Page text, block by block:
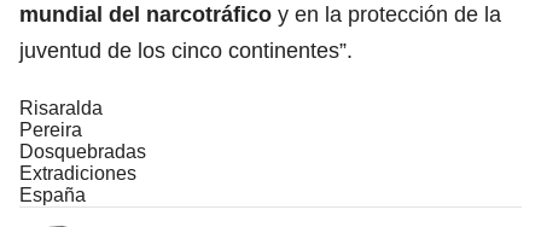
mundial del narcotráfico y en la protección de la
juventud de los cinco continentes”.
Risaralda
Pereira
Dosquebradas
Extradiciones
España